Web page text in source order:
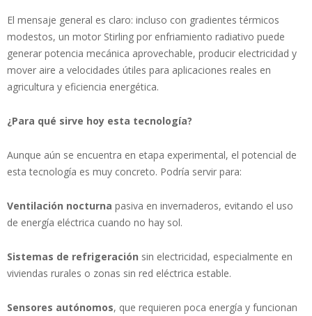
El mensaje general es claro: incluso con gradientes térmicos
modestos, un motor Stirling por enfriamiento radiativo puede
generar potencia mecánica aprovechable, producir electricidad y
mover aire a velocidades útiles para aplicaciones reales en
agricultura y eficiencia energética.
¿Para qué sirve hoy esta tecnología?
Aunque aún se encuentra en etapa experimental, el potencial de
esta tecnología es muy concreto. Podría servir para:
Ventilación nocturna pasiva en invernaderos, evitando el uso
de energía eléctrica cuando no hay sol.
Sistemas de refrigeración sin electricidad, especialmente en
viviendas rurales o zonas sin red eléctrica estable.
Sensores autónomos, que requieren poca energía y funcionan